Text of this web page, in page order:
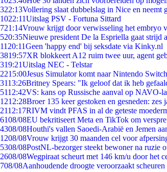
322:13Vollering slaat dubbelslag in Nice en neemt
1022:11Uitslag PSV - Fortuna Sittard
721:14Vrouw krijgt door verwisseling het embryo
520:35Nieuwe president De la Espriella gaat strijd
11 20:11Geen 'happy end' bij seksdate via Kinky.nl
3819:57XR blokkeert A12 ruim twee uur, agent
319:21Uitslag NEC - Telstar
2215:00Jesus Simulator komt naar Nintendo Switch
3113:26Britney Spears: "Ik geloof dat ik heb
5112:42VS: kans op Russische aanval op NAVO-
1212:28Broer 135 keer gestoken en gesneden:
2112:17RIVM vindt PFAS in al de geteste
6108/08EU bekritiseert Meta en TikTok om
4308/08Houthi's vallen Saoedi-Arabië en Jemen
1208/08Vrouw krijgt 30 maanden cel voor
5308/08PostNL-bezorger steekt bewoner na ruzie
2608/08Wegpiraat scheurt met 146 km/u door het
708/08Aanhoudende droogte veroorzaakt